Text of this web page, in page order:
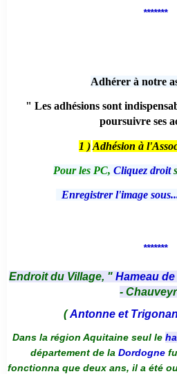
*******
Adhérer à notre
" Les adhésions sont
poursuivre ses
1 ) Adhésion à
Pour les PC, Cliquez droit
Enregistrer l'image
*******
Endroit du Village, " Hameau
-
(Antonne et
Dans la région Aquitaine seul le
département de la Dordogne
fonctionna que deux ans, il a été